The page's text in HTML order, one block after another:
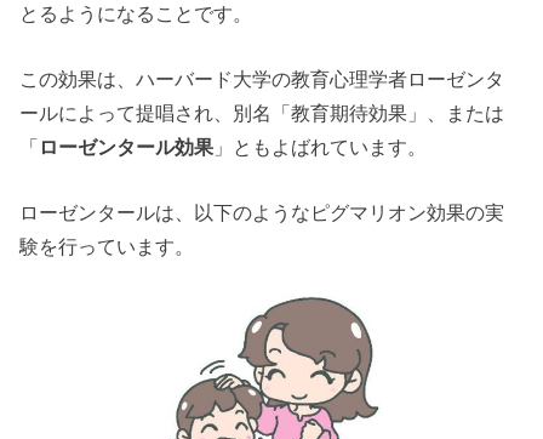
とるようになることです。
この効果は、ハーバード大学の教育心理学者ローゼンタ
ールによって提唱され、別名「教育期待効果」、または
「 ローゼンタール効果 」ともよばれています。
ローゼンタールは、以下のようなピグマリオン効果の実
験を行っています。